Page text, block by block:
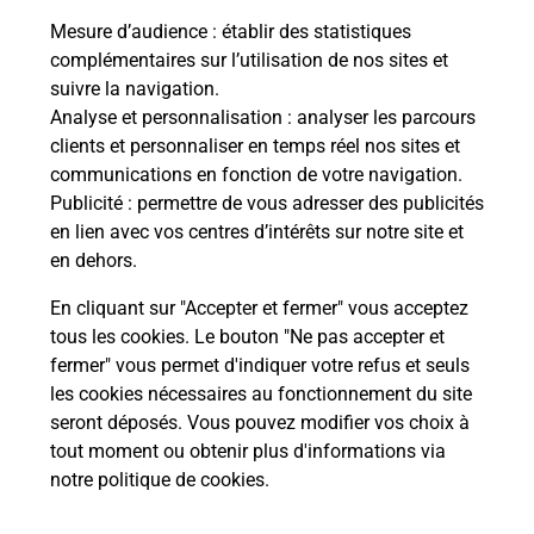
Mesure d’audience : établir des statistiques
complémentaires sur l’utilisation de nos sites et
suivre la navigation.
Analyse et personnalisation : analyser les parcours
clients et personnaliser en temps réel nos sites et
communications en fonction de votre navigation.
Publicité : permettre de vous adresser des publicités
en lien avec vos centres d’intérêts sur notre site et
en dehors.
En cliquant sur "Accepter et fermer" vous acceptez
tous les cookies. Le bouton "Ne pas accepter et
fermer" vous permet d'indiquer votre refus et seuls
les cookies nécessaires au fonctionnement du site
seront déposés. Vous pouvez modifier vos choix à
tout moment ou obtenir plus d'informations via
notre politique de cookies.
Boîte aux lettres La Poste
Prochaine collecte du courrier
09h00
646 Avenue Du Mortier
44150
Ancenis Saint Gereon
Itinéraire
Localiser Liste Boîtes aux lettres
Loire-Atlantique
Ancenis Saint Gereon